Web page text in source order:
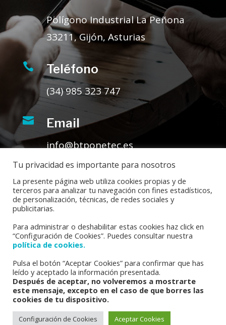
Polígono Industrial La Peñona
33211, Gijón, Asturias
 Teléfono
(34) 985 323 747
 Email
info@btponetec.es
Inicio
Aviso Legal
Política de Privacidad
Política de Cookies
Políticas y prácticas de certificación
Certificados
Tu privacidad es importante para nosotros
La presente página web utiliza cookies propias y de
terceros para analizar tu navegación con fines estadísticos,
de personalización, técnicas, de redes sociales y
publicitarias.
Para administrar o deshabilitar estas cookies haz click en
“Configuración de Cookies”. Puedes consultar nuestra
política de cookies.
Pulsa el botón “Aceptar Cookies” para confirmar que has
leído y aceptado la información presentada.
Después de aceptar, no volveremos a mostrarte
este mensaje, excepto en el caso de que borres las
cookies de tu dispositivo.
Configuración de Cookies Aceptar Cookies